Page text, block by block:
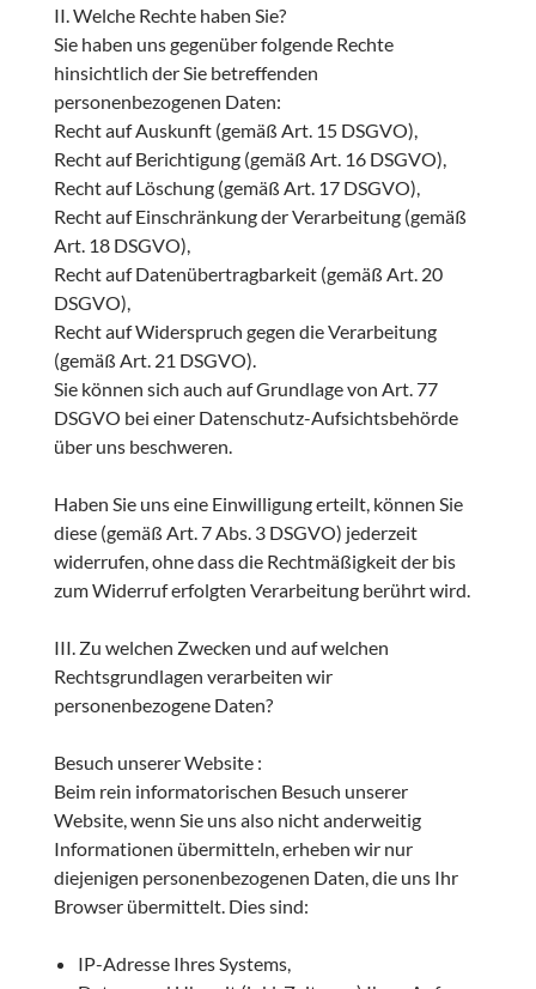
II. Welche Rechte haben Sie?
Sie haben uns gegenüber folgende Rechte
hinsichtlich der Sie betreffenden
personenbezogenen Daten:
Recht auf Auskunft (gemäß Art. 15 DSGVO),
Recht auf Berichtigung (gemäß Art. 16 DSGVO),
Recht auf Löschung (gemäß Art. 17 DSGVO),
Recht auf Einschränkung der Verarbeitung (gemäß
Art. 18 DSGVO),
Recht auf Datenübertragbarkeit (gemäß Art. 20
DSGVO),
Recht auf Widerspruch gegen die Verarbeitung
(gemäß Art. 21 DSGVO).
Sie können sich auch auf Grundlage von Art. 77
DSGVO bei einer Datenschutz-Aufsichtsbehörde
über uns beschweren.
Haben Sie uns eine Einwilligung erteilt, können Sie
diese (gemäß Art. 7 Abs. 3 DSGVO) jederzeit
widerrufen, ohne dass die Rechtmäßigkeit der bis
zum Widerruf erfolgten Verarbeitung berührt wird.
III. Zu welchen Zwecken und auf welchen
Rechtsgrundlagen verarbeiten wir
personenbezogene Daten?
Besuch unserer Website :
Beim rein informatorischen Besuch unserer
Website, wenn Sie uns also nicht anderweitig
Informationen übermitteln, erheben wir nur
diejenigen personenbezogenen Daten, die uns Ihr
Browser übermittelt. Dies sind:
IP-Adresse Ihres Systems,